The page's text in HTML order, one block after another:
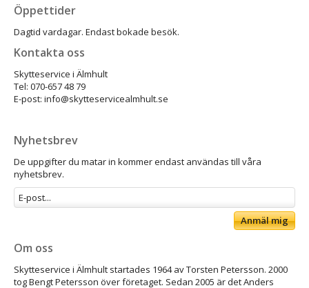
Öppettider
Dagtid vardagar. Endast bokade besök.
Kontakta oss
Skytteservice i Älmhult
Tel: 070-657 48 79
E-post: info@skytteservicealmhult.se
Nyhetsbrev
De uppgifter du matar in kommer endast användas till våra
nyhetsbrev.
Anmäl mig
Om oss
Skytteservice i Älmhult startades 1964 av Torsten Petersson. 2000
tog Bengt Petersson över företaget. Sedan 2005 är det Anders